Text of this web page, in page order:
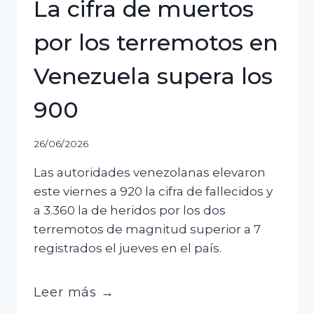
La cifra de muertos
por los terremotos en
Venezuela supera los
900
26/06/2026
Las autoridades venezolanas elevaron
este viernes a 920 la cifra de fallecidos y
a 3.360 la de heridos por los dos
terremotos de magnitud superior a 7
registrados el jueves en el país.
Leer más →
La